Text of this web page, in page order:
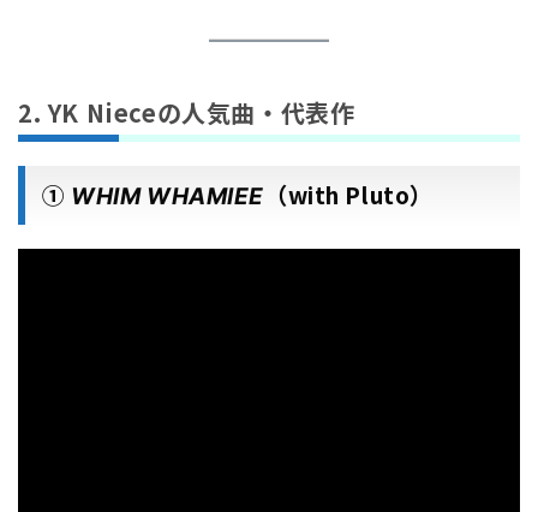
2. YK Nieceの人気曲・代表作
① WHIM WHAMIEE （with Pluto）